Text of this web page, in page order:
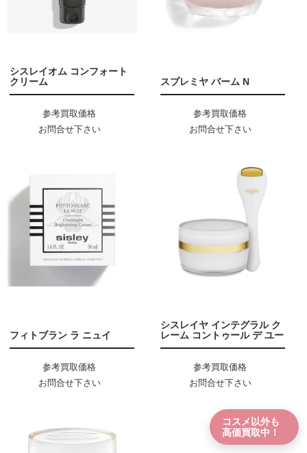
シスレイオム コンフォート
クリーム
参考買取価格
お問合せ下さい
スプレミヤ バーム N
参考買取価格
お問合せ下さい
フィトブラン ラ ニュイ
参考買取価格
お問合せ下さい
シスレイヤ インテグラル ク
レーム コントゥール デ ユー
参考買取価格
お問合せ下さい
コスメ以外も
高価買取中！